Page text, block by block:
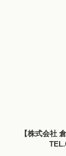
【株式会社